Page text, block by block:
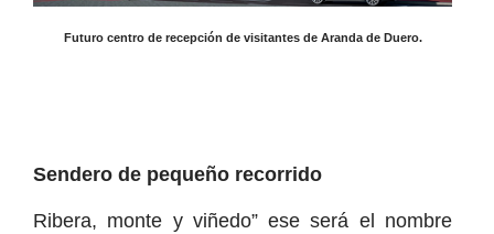
Futuro centro de recepción de visitantes de Aranda de Duero.
Sendero de pequeño recorrido
Ribera, monte y viñedo” ese será el nombre